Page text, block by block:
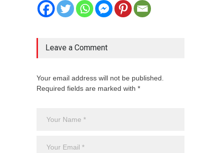
Leave a Comment
Your email address will not be published.
Required fields are marked with *